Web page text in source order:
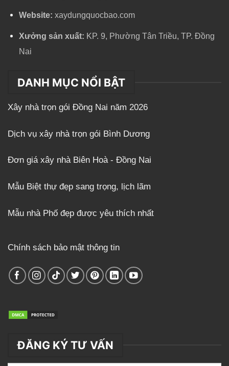
Website: xaydungquocbao.com
Xưởng sản xuất: KP. 9, Phường Tân Triều, TP. Đồng
Nai
DANH MỤC NỔI BẬT
Xây nhà trọn gói Đồng Nai năm 2026
Dịch vụ xây nhà trọn gói Bình Dương
Đơn giá xây nhà Biên Hoà - Đồng Nai
Mẫu Biệt thự đẹp sang trọng, lịch lãm
Mẫu nhà Phố đẹp được yêu thích nhất
Chính sách bảo mật thông tin
ĐĂNG KÝ TƯ VẤN